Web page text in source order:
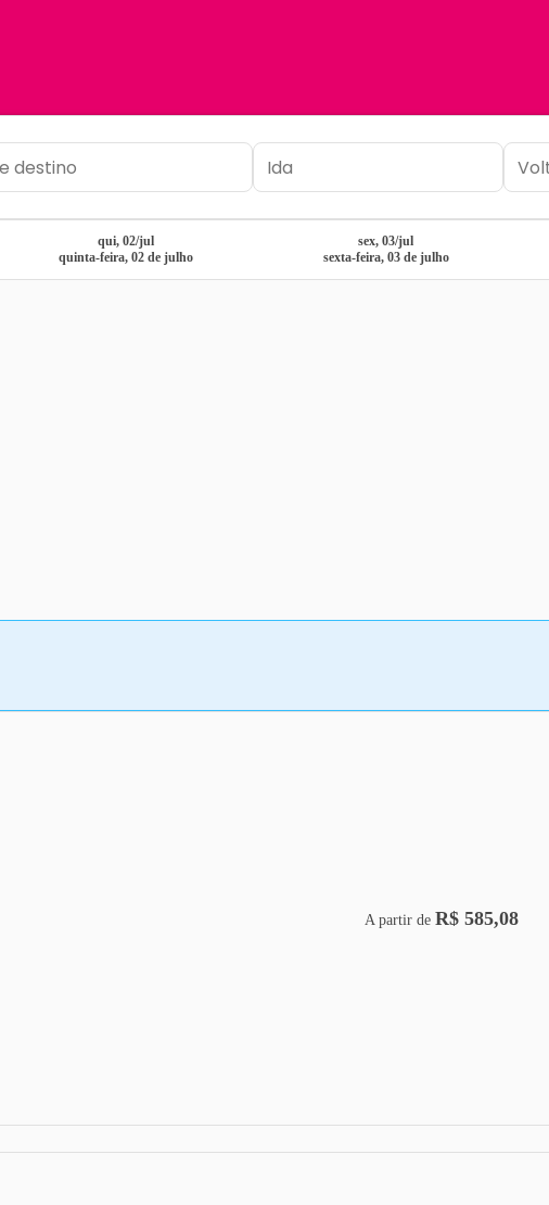
qui, 02/jul
quinta-feira, 02 de julho
sex, 03/jul
sexta-feira, 03 de julho
A partir de R$ 585,08